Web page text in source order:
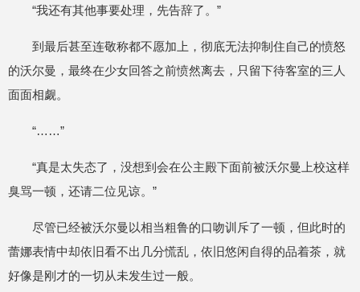
“我还有其他事要处理，先告辞了。”
到最后甚至连敬称都不愿加上，彻底无法抑制住自己的愤怒
的沃尔曼，最终在少女回答之前愤然离去，只留下待客室的三人
面面相觑。
“……”
“真是太失态了，没想到会在公主殿下面前被沃尔曼上校这样
臭骂一顿，还请二位见谅。”
尽管已经被沃尔曼以相当粗鲁的口吻训斥了一顿，但此时的
蕾娜表情中却依旧看不出几分慌乱，依旧悠闲自得的品着茶，就
好像是刚才的一切从未发生过一般。